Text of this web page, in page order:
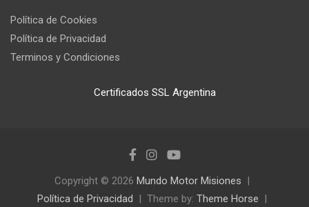
Política de Cookies
Política de Privacidad
Terminos y Condiciones
Certificados SSL Argentina
Copyright © 2026 Mundo Motor Misiones
Política de Privacidad
Theme by: Theme Horse